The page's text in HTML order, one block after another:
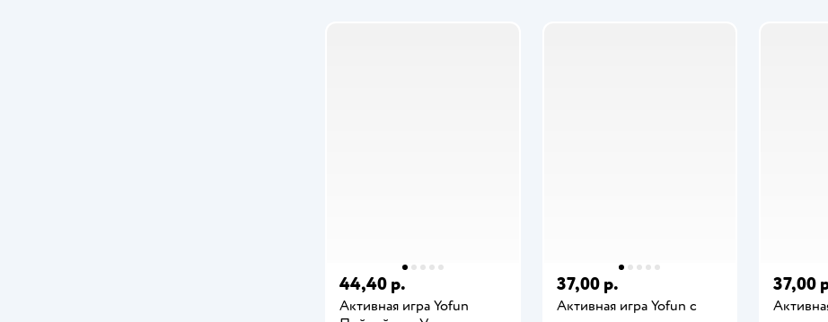
44,40 р.
Активная игра Yofun
37,00 р.
Активная игра Yofun с
37,00